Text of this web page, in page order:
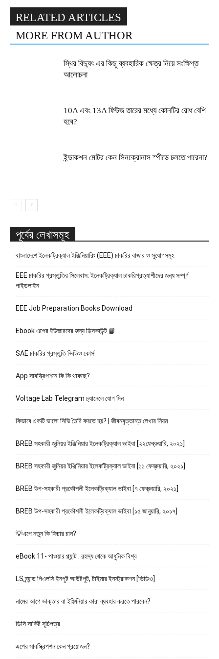
RELATED ARTICLES
MORE FROM AUTHOR
স্থির বিদ্যুৎ এর কিছু ব্যবহারিক ক্ষেত্র নিয়ে সংক্ষিপ্ত
আলোচনা
10A এবং 13A ফিউজ তারের মধ্যে কোনটির রোধ বেশি
হবে?
ইন্ডাকশন মোটর কেন সিনক্রোনাস স্পীডে চলতে পারেনা?
পূর্বের লেখাসমূহ
বাংলাদেশে ইলেকট্রিক্যাল ইঞ্জিনিয়ারিং (EEE) চাকরির বাজার ও সুযোগসমূহ
EEE চাকরির প্রস্তুতির সিলেবাস: ইলেকট্রিক্যাল চাকরিপ্রত্যাশীদের জন্য সম্পূর্ণ
গাইডলাইন
EEE Job Preparation Books Download
Ebook এপের ইউজারদের জন্য ডিসকাউন্ট 📙
SAE চাকরির প্রস্তুতি ভিডিও কোর্স
App সাবস্ক্রিপশনে কি কি থাকছে?
Voltage Lab Telegram চ্যানেলে যোগ দিন
কিভাবে একটি ভালো সিভি তৈরি করতে হয়? | জীবনবৃত্তান্ত লেখার নিয়ম
BREB সহকারী জুনিয়র ইঞ্জিনিয়ার ইলেকট্রিক্যাল ভাইবা [২২ফেব্রুয়ারি, ২০২১]
BREB সহকারী জুনিয়র ইঞ্জিনিয়ার ইলেকট্রিক্যাল ভাইবা [১১ ফেব্রুয়ারি, ২০২১]
BREB উপ-সহকারী প্রকৌশলী ইলেকট্রিক্যাল ভাইবা [৭ ফেব্রুয়ারি, ২০২১]
BREB উপ-সহকারী প্রকৌশলী ইলেকট্রিক্যাল ভাইবা [১৫ জানুয়ারি, ২০১৭]
💡এপে নতুন কি ফিচার চান?
eBook 11- পাওয়ার প্ল্যান্ট : রহস্য থেকে আধুনিক বিশ্ব
LS ব্র্যান্ড পিএলসি ইনপুট আউটপুট, টাইমার ইনস্ট্রাকশন [ভিডিও]
নামের আগে ডাক্তার বা ইঞ্জিনিয়ার কারা ব্যবহার করতে পারবেন?
ডিসি সার্কিট সূচিপত্র
এপের সাবস্ক্রিপশন কেন প্রয়োজন?